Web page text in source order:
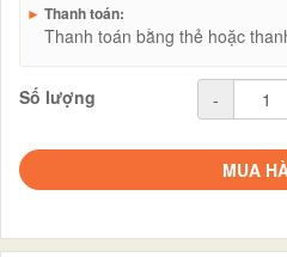
► Thanh toán:
Thanh toán bằng thẻ hoặc
Số lượng -
MUA